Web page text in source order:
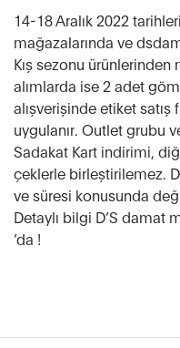
14-18 Aralık 2022
mağazalarında ve
Kış sezonu
alımlarda ise 2 adet
alışverişinde etiket
uygulanır. Outlet grubu
Sadakat Kart indirimi,
çeklerle birleştirilemez.
ve süresi konusunda
Detaylı bilgi D’S damat
’da !